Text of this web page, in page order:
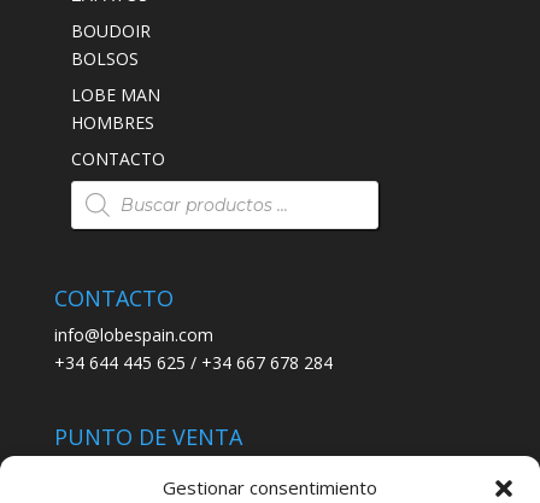
Gestionar consentimiento
BOUDOIR
BOLSOS
LOBE MAN
HOMBRES
CONTACTO
Búsqueda
de
productos
CONTACTO
info@lobespain.com
+34 644 445 625 / +34 667 678 284
PUNTO DE VENTA